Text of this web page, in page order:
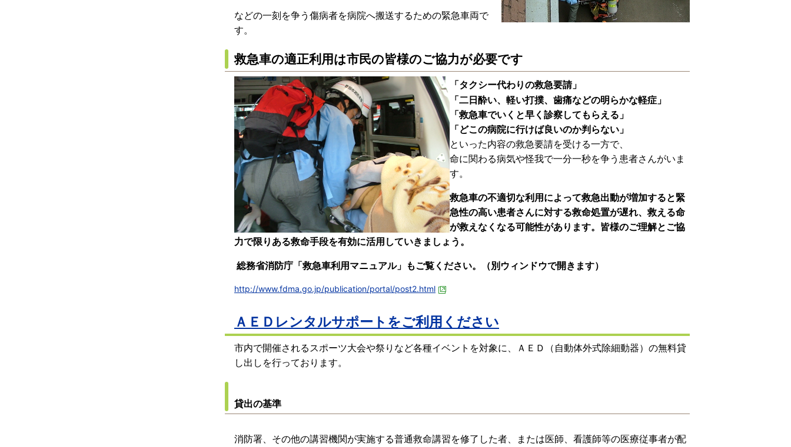
などの一刻を争う傷病者を病院へ搬送するための緊急車両で
す。
救急車の適正利用は市民の皆様のご協力が必要です
「タクシー代わりの救急要請」
「二日酔い、軽い打撲、歯痛などの明らかな軽症」
「救急車でいくと早く診察してもらえる」
「どこの病院に行けば良いのか判らない」
といった内容の救急要請を受ける一方で、
命に関わる病気や怪我で一分一秒を争う患者さんがいま
す。
救急車の不適切な利用によって救急出動が増加すると緊
急性の高い患者さんに対する救命処置が遅れ、救える命
が救えなくなる可能性があります。皆様のご理解とご協
力で限りある救命手段を有効に活用していきましょう。
総務省消防庁「救急車利用マニュアル」もご覧ください。（別ウィンドウで開きます）
http://www.fdma.go.jp/publication/portal/post2.html
ＡＥＤレンタルサポートをご利用ください
市内で開催されるスポーツ大会や祭りなど各種イベントを対象に、ＡＥＤ（自動体外式除細動器）の無料貸
し出しを行っております。
貸出の基準
消防署、その他の講習機関が実施する普通救命講習を修了した者、または医師、看護師等の医療従事者が配